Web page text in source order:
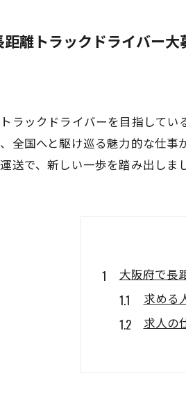
離トラックドライバー
ラックドライバーを目指して
全国へと駆け巡る魅力的な仕
送で、新しい一歩を踏み出しま
大阪府で長
求める
求人の
大阪